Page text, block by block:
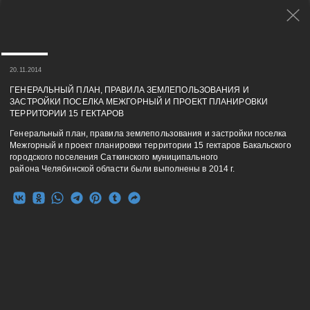
20.11.2014
ГЕНЕРАЛЬНЫЙ ПЛАН, ПРАВИЛА ЗЕМЛЕПОЛЬЗОВАНИЯ И
ЗАСТРОЙКИ ПОСЕЛКА МЕЖГОРНЫЙ И ПРОЕКТ ПЛАНИРОВКИ
ТЕРРИТОРИИ 15 ГЕКТАРОВ
Генеральный план, правила землепользования и застройки поселка
Межгорный и проект планировки территории 15 гектаров Бакальского
городского поселения Саткинского муниципального
района Челябинской области были выполнены в 2014 г.